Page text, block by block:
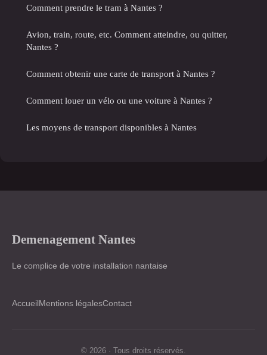
Comment prendre le tram à Nantes ?
Avion, train, route, etc. Comment atteindre, ou quitter,
Nantes ?
Comment obtenir une carte de transport à Nantes ?
Comment louer un vélo ou une voiture à Nantes ?
Les moyens de transport disponibles à Nantes
Demenagement Nantes
Le complice de votre installation nantaise
AccueilMentions légalesContact
© 2026 · Tous droits réservés.